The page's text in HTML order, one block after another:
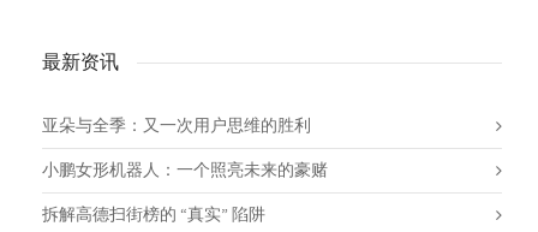
最新资讯
亚朵与全季：又一次用户思维的胜利
小鹏女形机器人：一个照亮未来的豪赌
拆解高德扫街榜的 “真实” 陷阱